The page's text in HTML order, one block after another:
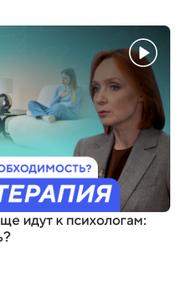
идут к психологам: